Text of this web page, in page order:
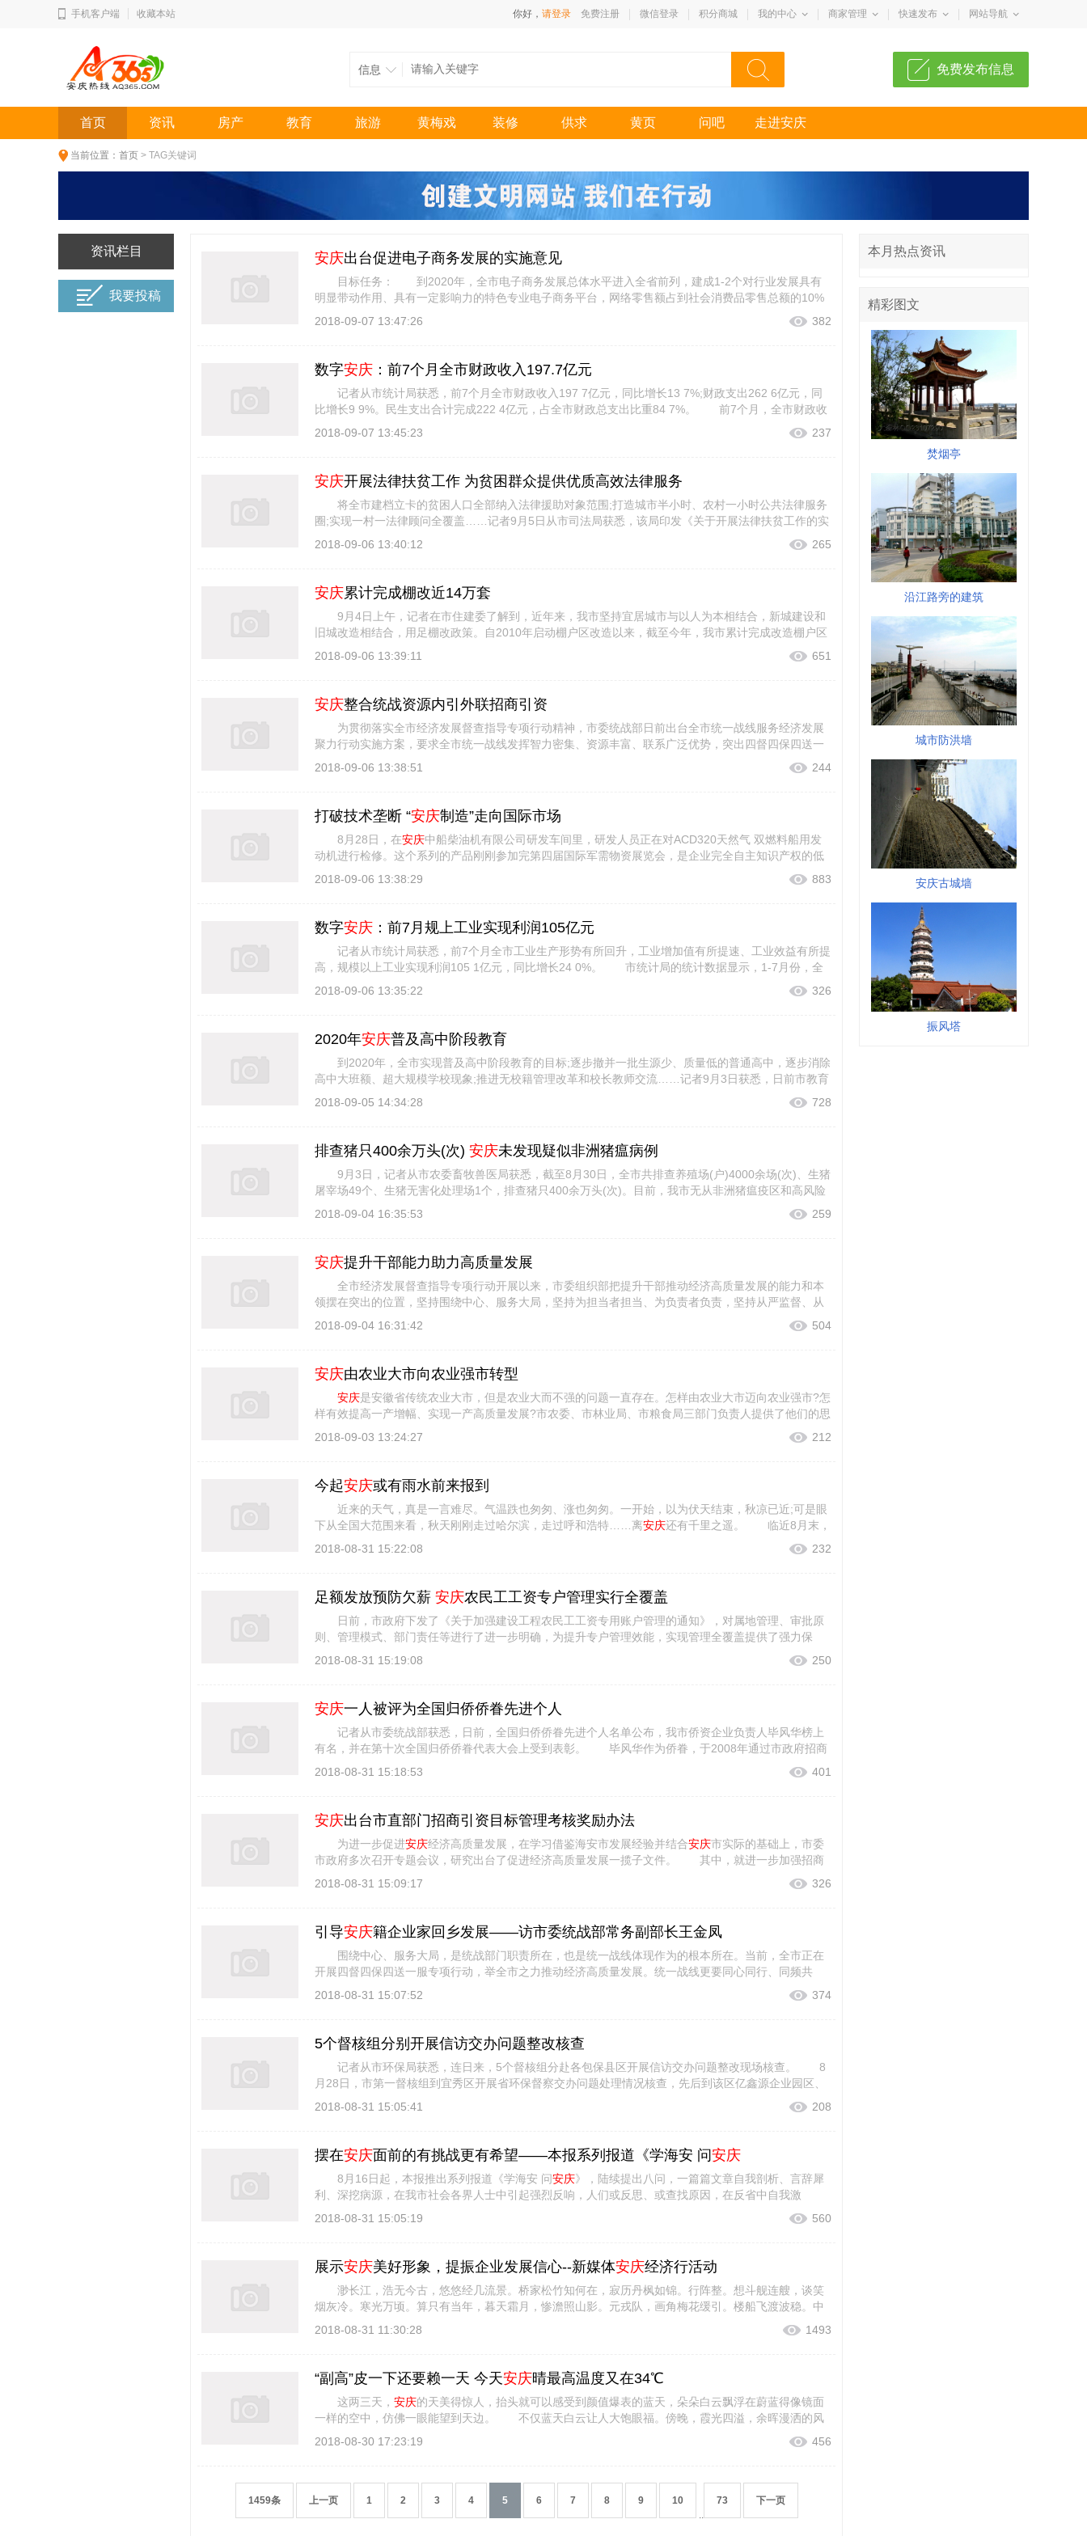
手机客户端 收藏本站 你好， 请登录 免费注册 微信登录 积分商城 我的中心 商家管理 快速发布 网站导航
信息 免费发布信息
首页 资讯 房产 教育 旅游 黄梅戏 装修 供求 黄页 问吧 走进安庆
当前位置： 首页 > TAG关键词
资讯栏目
我要投稿
本月热点资讯
精彩图文
焚烟亭
沿江路旁的建筑
城市防洪墙
安庆古城墙
振风塔
安庆出台促进电子商务发展的实施意见
目标任务： 到2020年，全市电子商务发展总体水平进入全省前列，建成1-2个对行业发展具有
明显带动作用、具有一定影响力的特色专业电子商务平台，网络零售额占到社会消费品零售总额的10%
2018-09-07 13:47:26 382
数字安庆 ：前7个月全市财政收入197.7亿元
记者从市统计局获悉，前7个月全市财政收入197 7亿元，同比增长13 7%;财政支出262 6亿元，同
比增长9 9%。民生支出合计完成222 4亿元，占全市财政总支出比重84 7%。 前7个月，全市财政收
2018-09-07 13:45:23 237
安庆开展法律扶贫工作 为贫困群众提供优质高效法律服务
将全市建档立卡的贫困人口全部纳入法律援助对象范围;打造城市半小时、农村一小时公共法律服务
圈;实现一村一法律顾问全覆盖……记者9月5日从市司法局获悉，该局印发《关于开展法律扶贫工作的实
2018-09-06 13:40:12 265
安庆累计完成棚改近14万套
9月4日上午，记者在市住建委了解到，近年来，我市坚持宜居城市与以人为本相结合，新城建设和
旧城改造相结合，用足棚改政策。自2010年启动棚户区改造以来，截至今年，我市累计完成改造棚户区
2018-09-06 13:39:11 651
安庆整合统战资源内引外联招商引资
为贯彻落实全市经济发展督查指导专项行动精神，市委统战部日前出台全市统一战线服务经济发展
聚力行动实施方案，要求全市统一战线发挥智力密集、资源丰富、联系广泛优势，突出四督四保四送一
2018-09-06 13:38:51 244
打破技术垄断 “安庆制造”走向国际市场
8月28日，在安庆中船柴油机有限公司研发车间里，研发人员正在对ACD320天然气 双燃料船用发
动机进行检修。这个系列的产品刚刚参加完第四届国际军需物资展览会，是企业完全自主知识产权的低
2018-09-06 13:38:29 883
数字安庆 ：前7月规上工业实现利润105亿元
记者从市统计局获悉，前7个月全市工业生产形势有所回升，工业增加值有所提速、工业效益有所提
高，规模以上工业实现利润105 1亿元，同比增长24 0%。 市统计局的统计数据显示，1-7月份，全
2018-09-06 13:35:22 326
2020年安庆普及高中阶段教育
到2020年，全市实现普及高中阶段教育的目标;逐步撤并一批生源少、质量低的普通高中，逐步消除
高中大班额、超大规模学校现象;推进无校籍管理改革和校长教师交流……记者9月3日获悉，日前市教育
2018-09-05 14:34:28 728
排查猪只400余万头(次) 安庆未发现疑似非洲猪瘟病例
9月3日，记者从市农委畜牧兽医局获悉，截至8月30日，全市共排查养殖场(户)4000余场(次)、生猪
屠宰场49个、生猪无害化处理场1个，排查猪只400余万头(次)。目前，我市无从非洲猪瘟疫区和高风险
2018-09-04 16:35:53 259
安庆提升干部能力助力高质量发展
全市经济发展督查指导专项行动开展以来，市委组织部把提升干部推动经济高质量发展的能力和本
领摆在突出的位置，坚持围绕中心、服务大局，坚持为担当者担当、为负责者负责，坚持从严监督、从
2018-09-04 16:31:42 504
安庆由农业大市向农业强市转型
安庆是安徽省传统农业大市，但是农业大而不强的问题一直存在。怎样由农业大市迈向农业强市?怎
样有效提高一产增幅、实现一产高质量发展?市农委、市林业局、市粮食局三部门负责人提供了他们的思
2018-09-03 13:24:27 212
今起安庆或有雨水前来报到
近来的天气，真是一言难尽。气温跌也匆匆、涨也匆匆。一开始，以为伏天结束，秋凉已近;可是眼
下从全国大范围来看，秋天刚刚走过哈尔滨，走过呼和浩特……离安庆还有千里之遥。 临近8月末，
2018-08-31 15:22:08 232
足额发放预防欠薪 安庆农民工工资专户管理实行全覆盖
日前，市政府下发了《关于加强建设工程农民工工资专用账户管理的通知》，对属地管理、审批原
则、管理模式、部门责任等进行了进一步明确，为提升专户管理效能，实现管理全覆盖提供了强力保
2018-08-31 15:19:08 250
安庆一人被评为全国归侨侨眷先进个人
记者从市委统战部获悉，日前，全国归侨侨眷先进个人名单公布，我市侨资企业负责人毕风华榜上
有名，并在第十次全国归侨侨眷代表大会上受到表彰。 毕风华作为侨眷，于2008年通过市政府招商
2018-08-31 15:18:53 401
安庆出台市直部门招商引资目标管理考核奖励办法
为进一步促进安庆经济高质量发展，在学习借鉴海安市发展经验并结合安庆市实际的基础上，市委
市政府多次召开专题会议，研究出台了促进经济高质量发展一揽子文件。 其中，就进一步加强招商
2018-08-31 15:09:17 326
引导安庆籍企业家回乡发展——访市委统战部常务副部长王金凤
围绕中心、服务大局，是统战部门职责所在，也是统一战线体现作为的根本所在。当前，全市正在
开展四督四保四送一服专项行动，举全市之力推动经济高质量发展。统一战线更要同心同行、同频共
2018-08-31 15:07:52 374
5个督核组分别开展信访交办问题整改核查
记者从市环保局获悉，连日来，5个督核组分赴各包保县区开展信访交办问题整改现场核查。 8
月28日，市第一督核组到宜秀区开展省环保督察交办问题处理情况核查，先后到该区亿鑫源企业园区、
2018-08-31 15:05:41 208
摆在安庆面前的有挑战更有希望——本报系列报道《学海安 问安庆
8月16日起，本报推出系列报道《学海安 问安庆》，陆续提出八问，一篇篇文章自我剖析、言辞犀
利、深挖病源，在我市社会各界人士中引起强烈反响，人们或反思、或查找原因，在反省中自我激
2018-08-31 15:05:19 560
展示安庆美好形象，提振企业发展信心--新媒体安庆经济行活动
渺长江，浩无今古，悠悠经几流景。桥家松竹知何在，寂历丹枫如锦。行阵整。想斗舰连艘，谈笑
烟灰冷。寒光万顷。算只有当年，暮天霜月，惨澹照山影。元戎队，画角梅花缓引。楼船飞渡波稳。中
2018-08-31 11:30:28 1493
“副高”皮一下还要赖一天 今天安庆晴最高温度又在34℃
这两三天， 安庆的天美得惊人，抬头就可以感受到颜值爆表的蓝天，朵朵白云飘浮在蔚蓝得像镜面
一样的空中，仿佛一眼能望到天边。 不仅蓝天白云让人大饱眼福。傍晚，霞光四溢，余晖漫洒的风
2018-08-30 17:23:19 456
1459条 上一页 1 2 3 4 5 6 7 8 9
10
..
73 下一页